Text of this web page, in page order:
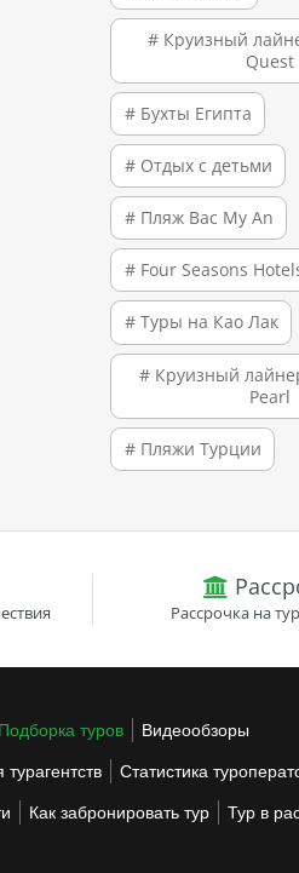
# Круизный
Quest
# Бухты Египта
# Отдых с детьми
# Пляж Bac My An
# Four Seasons
# Туры на Као Лак
# Круизный
Pearl
# Пляжи Турции
Рассрочка на
Подборка туров Видеообзоры
Статистика
Как забронировать тур Тур в